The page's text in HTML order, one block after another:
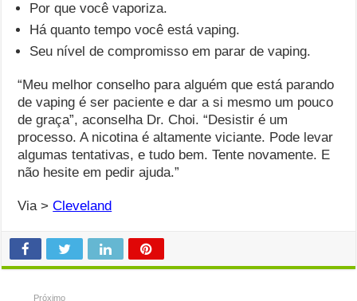
Por que você vaporiza.
Há quanto tempo você está vaping.
Seu nível de compromisso em parar de vaping.
“Meu melhor conselho para alguém que está parando
de vaping é ser paciente e dar a si mesmo um pouco
de graça”, aconselha Dr. Choi. “Desistir é um
processo. A nicotina é altamente viciante. Pode levar
algumas tentativas, e tudo bem. Tente novamente. E
não hesite em pedir ajuda.”
Via >Cleveland
Próximo